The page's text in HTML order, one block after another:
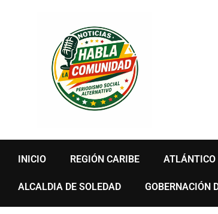
INICIO REGIÓN CARIBE ATLÁNTICO
ALCALDIA DE SOLEDAD GOBERNACIÓN